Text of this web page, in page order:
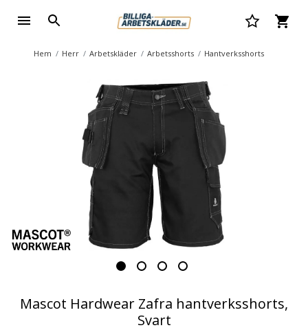
Hem Herr Arbetskläder Arbetsshorts Hantverksshorts
Mascot Hardwear Zafra hantverksshorts,
Svart